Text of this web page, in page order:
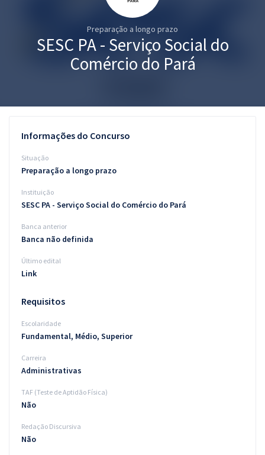
Conteúdo gratuito
Blog
Preparação a longo prazo
SESC PA - Serviço Social do
Comércio do Pará
Informações do Concurso
Situação
Preparação a longo prazo
Instituição
SESC PA - Serviço Social do Comércio do Pará
Banca anterior
Banca não definida
Último edital
Link
Requisitos
Escolaridade
Fundamental, Médio, Superior
Carreira
Administrativas
TAF (Teste de Aptidão Física)
Não
Redação Discursiva
Não